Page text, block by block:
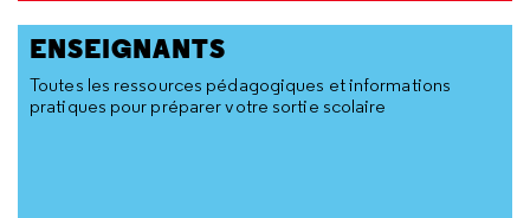
ENSEIGNANTS
Toutes les ressources pédagogiques et informations
pratiques pour préparer votre sortie scolaire